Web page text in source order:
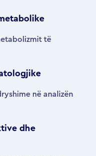
të
në analizën
dhe